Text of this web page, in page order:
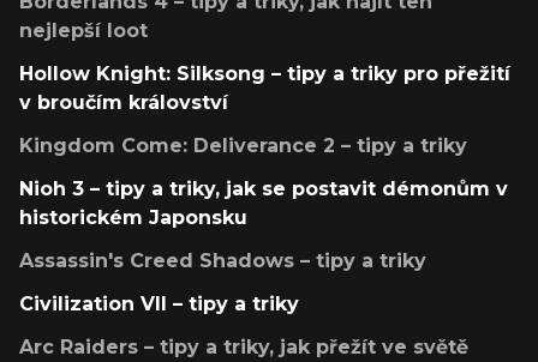
nejlepší loot
Hollow Knight: Silksong – tipy a triky pro přežití
v broučím království
Kingdom Come: Deliverance 2 – tipy a triky
Nioh 3 – tipy a triky, jak se postavit démonům v
historickém Japonsku
Assassin's Creed Shadows – tipy a triky
Civilization VII – tipy a triky
Arc Raiders – tipy a triky, jak přežít ve světě